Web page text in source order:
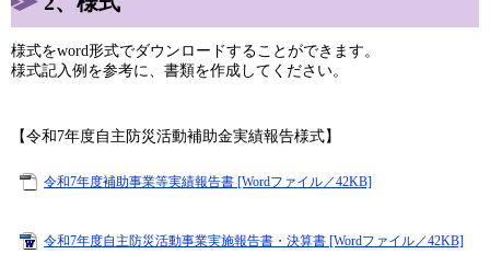
様式をword形式でダウンロードすることができます。
様式記入例を参考に、書類を作成してください。
【令和7年度自主防災活動補助金実績報告様式】
令和7年度補助事業等実績報告書 [Wordファイル／42KB]
令和7年度自主防災活動事業実施報告書・決算書 [Wordファイル／42KB]